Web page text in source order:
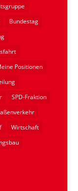
Bundestag
Positionen
SPD-Fraktion
Wirtschaft